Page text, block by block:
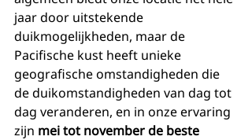
jaar door uitstekende
duikmogelijkheden, maar de
Pacifische kust heeft unieke
geografische omstandigheden die
de duikomstandigheden van dag tot
dag veranderen, en in onze ervaring
zijn mei tot november de beste